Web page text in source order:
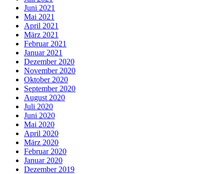
Juni 2021
Mai 2021
April 2021
März 2021
Februar 2021
Januar 2021
Dezember 2020
November 2020
Oktober 2020
September 2020
August 2020
Juli 2020
Juni 2020
Mai 2020
April 2020
März 2020
Februar 2020
Januar 2020
Dezember 2019